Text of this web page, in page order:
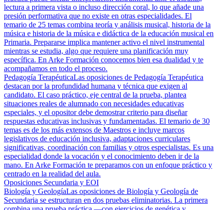
lectura a primera vista o incluso dirección coral, lo que añade una
presión performativa que no existe en otras especialidades. El
temario de 25 temas combina teoría y análisis musical, historia de la
música e historia de la música e didáctica de la educación musical en
Primaria. Prepararse implica mantener activo el nivel instrumental
mientras se estudia, algo que requiere una planificación muy
específica. En Arke Formación conocemos bien esa dualidad y te
acompañamos en todo el proceso.
Pedagogía TerapéuticaLas oposiciones de Pedagogía Terapéutica
destacan por la profundidad humana y técnica que exigen al
candidato. El caso práctico, eje central de la prueba, plantea
situaciones reales de alumnado con necesidades educativas
especiales, y el opositor debe demostrar criterio para diseñar
respuestas educativas inclusivas y fundamentadas. El temario de 30
temas es de los más extensos de Maestros e incluye marcos
legislativos de educación inclusiva, adaptaciones curriculares
significativas, coordinación con familias y otros especialistas. Es una
especialidad donde la vocación y el conocimiento deben ir de la
mano. En Arke Formación te preparamos con un enfoque práctico y
centrado en la realidad del aula.
Oposiciones Secundaria y EOI
Biología y GeologíaLas oposiciones de Biología y Geología de
Secundaria se estructuran en dos pruebas eliminatorias. La primera